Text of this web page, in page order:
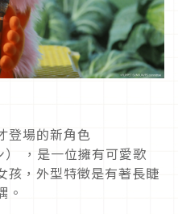
登場的新角色
） ，是一位擁有可愛歌
孩，外型特徵是有著長睫
。